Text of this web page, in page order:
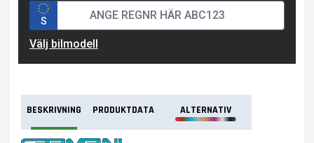
S
Välj bilmodell
BESKRIVNING PRODUKTDATA ALTERNATIV